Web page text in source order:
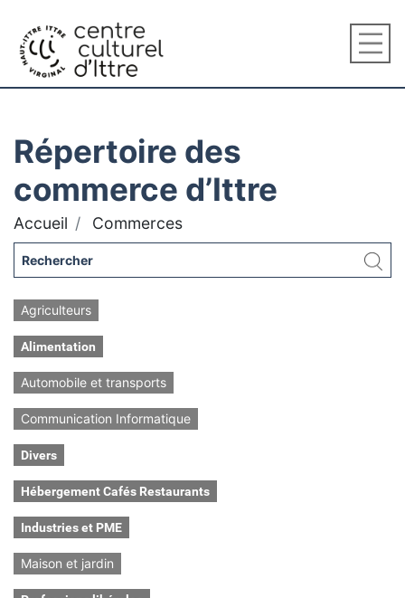
Répertoire des
commerce d’Ittre
Accueil Commerces
Agriculteurs
Alimentation
Automobile et transports
Communication Informatique
Divers
Hébergement Cafés Restaurants
Industries et PME
Maison et jardin